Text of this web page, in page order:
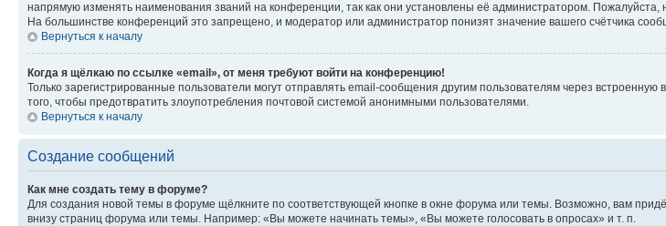
напрямую изменять наименования званий на конференции, так как они установлены её администратором.
На большинстве конференций это запрещено, и модератор или администратор понизят значение вашего счётчика
Вернуться к началу
Когда я щёлкаю по ссылке «email», от меня требуют войти на конференцию!
Только зарегистрированные пользователи могут отправлять email-сообщения другим пользователям через
того, чтобы предотвратить злоупотребления почтовой системой анонимными пользователями.
Вернуться к началу
Создание сообщений
Как мне создать тему в форуме?
Для создания новой темы в форуме щёлкните по соответствующей кнопке в окне форума или темы. Возможно, вам
внизу страниц форума или темы. Например: «Вы можете начинать темы», «Вы можете голосовать в опросах» и т. п.